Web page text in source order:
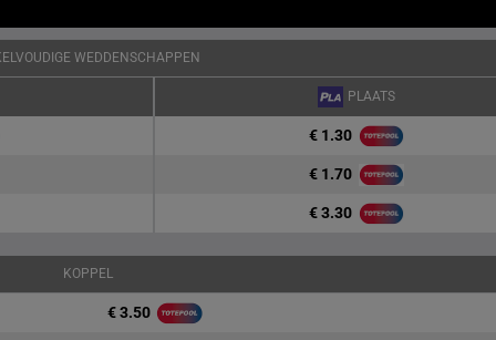
WEDDENSCHAPPEN
PLAATS
€ 1.30
€ 1.70
€ 3.30
KOPPEL
€ 3.50